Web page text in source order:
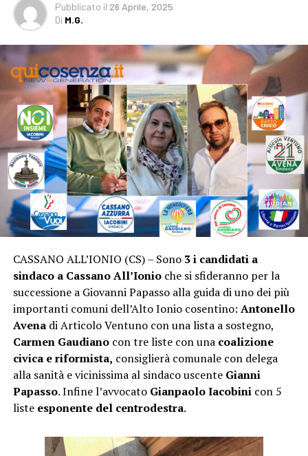
Pubblicato il 26 Aprile, 2025
Di M.G.
CASSANO ALL’IONIO (CS) – Sono3 i candidati a
sindaco a Cassano All’Ionioche si sfideranno per la
successione a Giovanni Papasso alla guida di uno dei più
importanti comuni dell’Alto Ionio cosentino: Antonello
Avenadi Articolo Ventuno con una lista a sostegno,
Carmen Gaudianocon tre liste con una coalizione
civica e riformista, consiglierà comunale con delega
alla sanità e vicinissima al sindaco uscente Gianni
Papasso. Infine l’avvocato Gianpaolo Iacobinicon 5
listeesponente del centrodestra.